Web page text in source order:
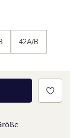
42A/B